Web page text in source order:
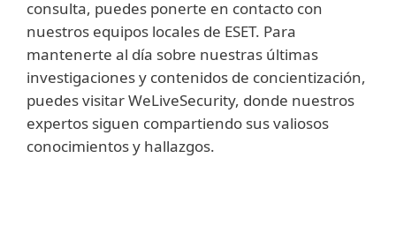
consulta, puedes ponerte en contacto con
nuestros equipos locales de ESET. Para
mantenerte al día sobre nuestras últimas
investigaciones y contenidos de concientización,
puedes visitar WeLiveSecurity, donde nuestros
expertos siguen compartiendo sus valiosos
conocimientos y hallazgos.